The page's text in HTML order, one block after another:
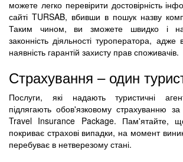
можете легко перевірити достовірність
сайті TURSAB, вбивши в пошук назву
Таким чином, ви зможете швидко і
законність діяльності туроператора, адже
наявність гарантій захисту прав споживачів.
Страхування – один
Послуги, які надають туристичні
підлягають обов'язковому страхуванню
Travel Insurance Package. Пам'ятайте,
покриває страхові випадки, на момент
перебуває в нетверезому стані.